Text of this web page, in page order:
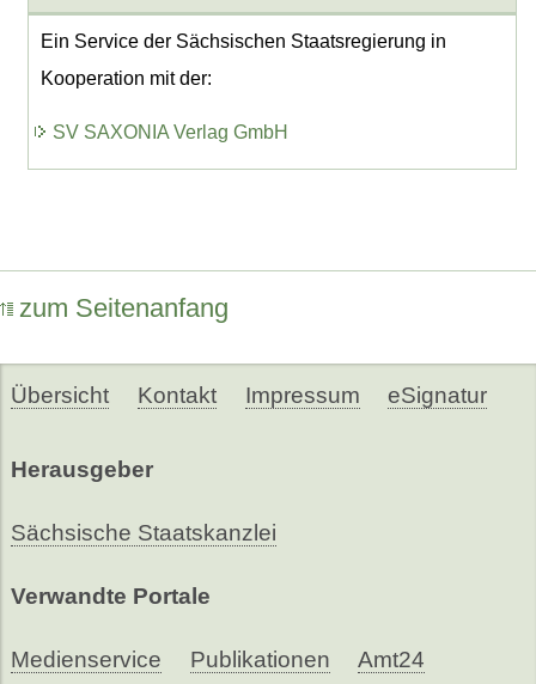
Ein Service der Sächsischen Staatsregierung in
Kooperation mit der:
SV SAXONIA Verlag GmbH
zum Seitenanfang
Übersicht Kontakt Impressum eSignatur
Herausgeber
Sächsische Staatskanzlei
Verwandte Portale
Medienservice Publikationen Amt24